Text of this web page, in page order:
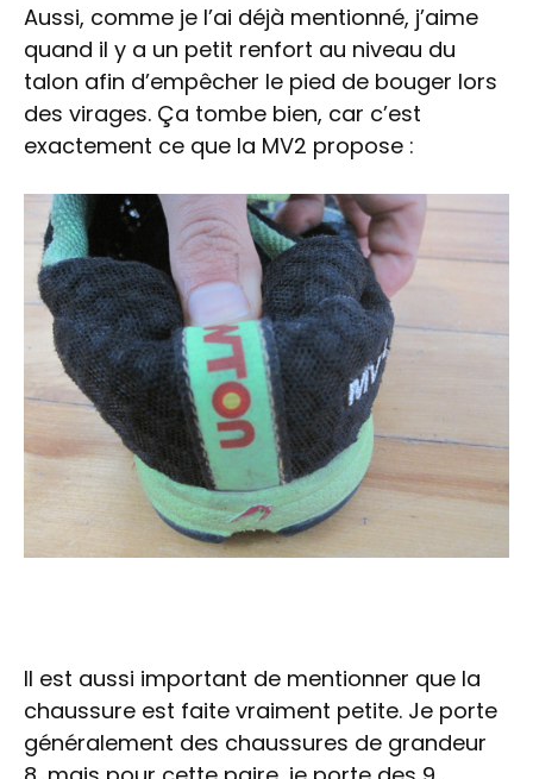
Aussi, comme je l’ai déjà mentionné, j’aime
quand il y a un petit renfort au niveau du
talon afin d’empêcher le pied de bouger lors
des virages. Ça tombe bien, car c’est
exactement ce que la MV2 propose :
Il est aussi important de mentionner que la
chaussure est faite vraiment petite. Je porte
généralement des chaussures de grandeur